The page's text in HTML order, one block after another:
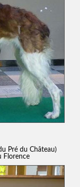
Pré du Château)
Florence